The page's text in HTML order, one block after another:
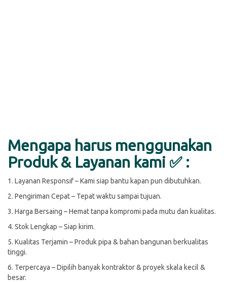
Mengapa harus menggunakan
Produk & Layanan kami ✅ :
1. Layanan Responsif – Kami siap bantu kapan pun dibutuhkan.
2. Pengiriman Cepat – Tepat waktu sampai tujuan.
3. Harga Bersaing – Hemat tanpa kompromi pada mutu dan kualitas.
4. Stok Lengkap – Siap kirim.
5. Kualitas Terjamin – Produk pipa & bahan bangunan berkualitas
tinggi.
6. Terpercaya – Dipilih banyak kontraktor & proyek skala kecil &
besar.